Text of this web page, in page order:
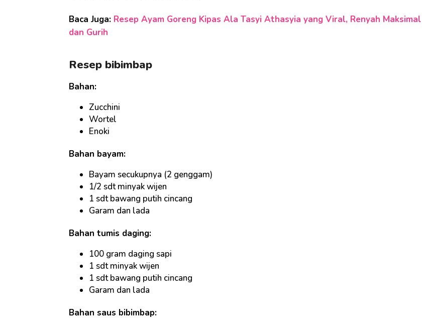
Baca Juga: Resep Ayam Goreng Kipas Ala Tasyi Athasyia yang Viral, Renyah Maksimal
dan Gurih
Resep bibimbap
Bahan:
Zucchini
Wortel
Enoki
Bahan bayam:
Bayam secukupnya (2 genggam)
1/2 sdt minyak wijen
1 sdt bawang putih cincang
Garam dan lada
Bahan tumis daging:
100 gram daging sapi
1 sdt minyak wijen
1 sdt bawang putih cincang
Garam dan lada
Bahan saus bibimbap: